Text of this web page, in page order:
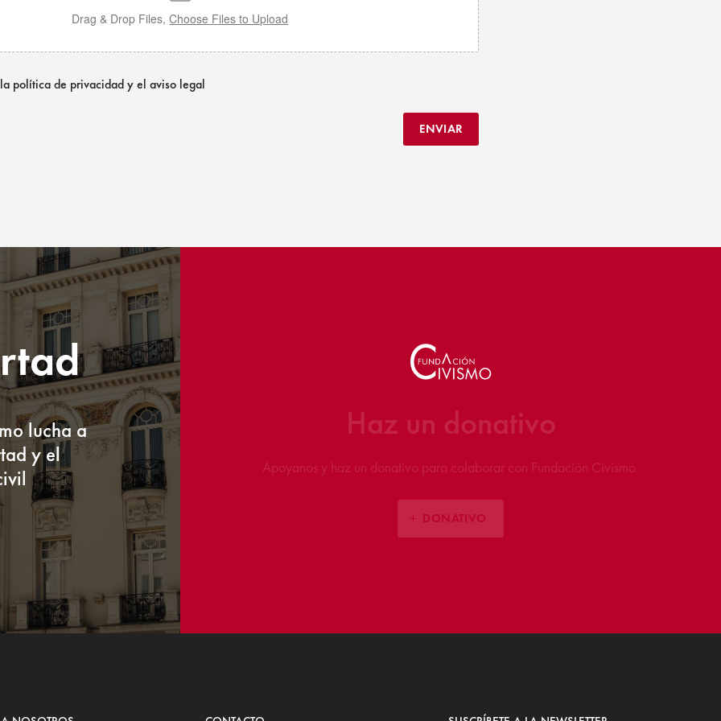
Drag & Drop Files,Choose Files to Upload
política de privacidad y el aviso legal
ENVIAR
lucha a
y el
Únete a Fundación Civismo
Rellena el siguiente formulario para solicitar el alta como Socio.
ÚNETE